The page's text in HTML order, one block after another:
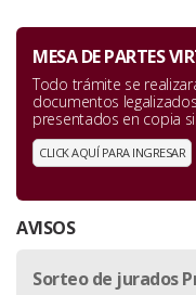
MESA DE PARTES
Todo trámite se
documentos
presentados en copia
CLICK AQUÍ PARA INGRESAR
AVISOS
Sorteo de jurados